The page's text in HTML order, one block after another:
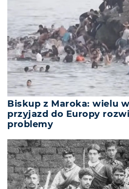
Biskup z Maroka: wielu
przyjazd do Europy
problemy